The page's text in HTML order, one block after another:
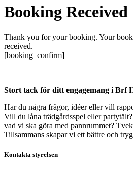
Booking Received
Thank you for your booking. Your
received.
[booking_confirm]
Stort tack för ditt engagemang i Brf
Har du några frågor, idéer eller vill
Vill du låna trädgårdsspel eller
vad vi ska göra med pannrummet?
Tillsammans skapar vi ett bättre och
Kontakta styrelsen